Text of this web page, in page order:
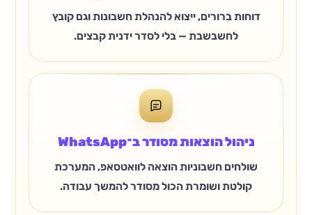
דוחות ברורים, ייצוא להנהלת חשבונות וגם קובץ
לחשבשבת — בלי לסדר ידנית קבצים.
ניהול הוצאות מסודר ב־WhatsApp
שולחים חשבוניות הוצאה לוואטסאפ, המערכת
קולטת ושומרת הכול מסודר להמשך עבודה.